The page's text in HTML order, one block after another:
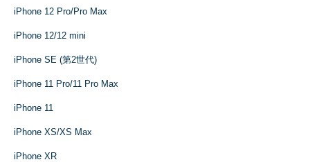
iPhone 12 Pro/Pro Max
iPhone 12/12 mini
iPhone SE (第2世代)
iPhone 11 Pro/11 Pro Max
iPhone 11
iPhone XS/XS Max
iPhone XR